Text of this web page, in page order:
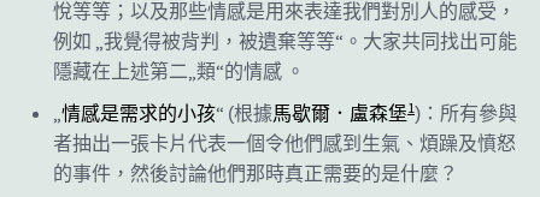
悅等等；以及那些情感是用來表達我們對別人的感受，
例如 „我覺得被背判，被遺棄等等“ 。大家共同找出可能
隱藏在上述第二„類“的情感 。
„情感是需求的小孩“ (根據馬歇爾．盧森堡1)：所有參與
者抽出一張卡片代表一個令他們感到生氣、煩躁及憤怒
的事件，然後討論他們那時真正需要的是什麼？